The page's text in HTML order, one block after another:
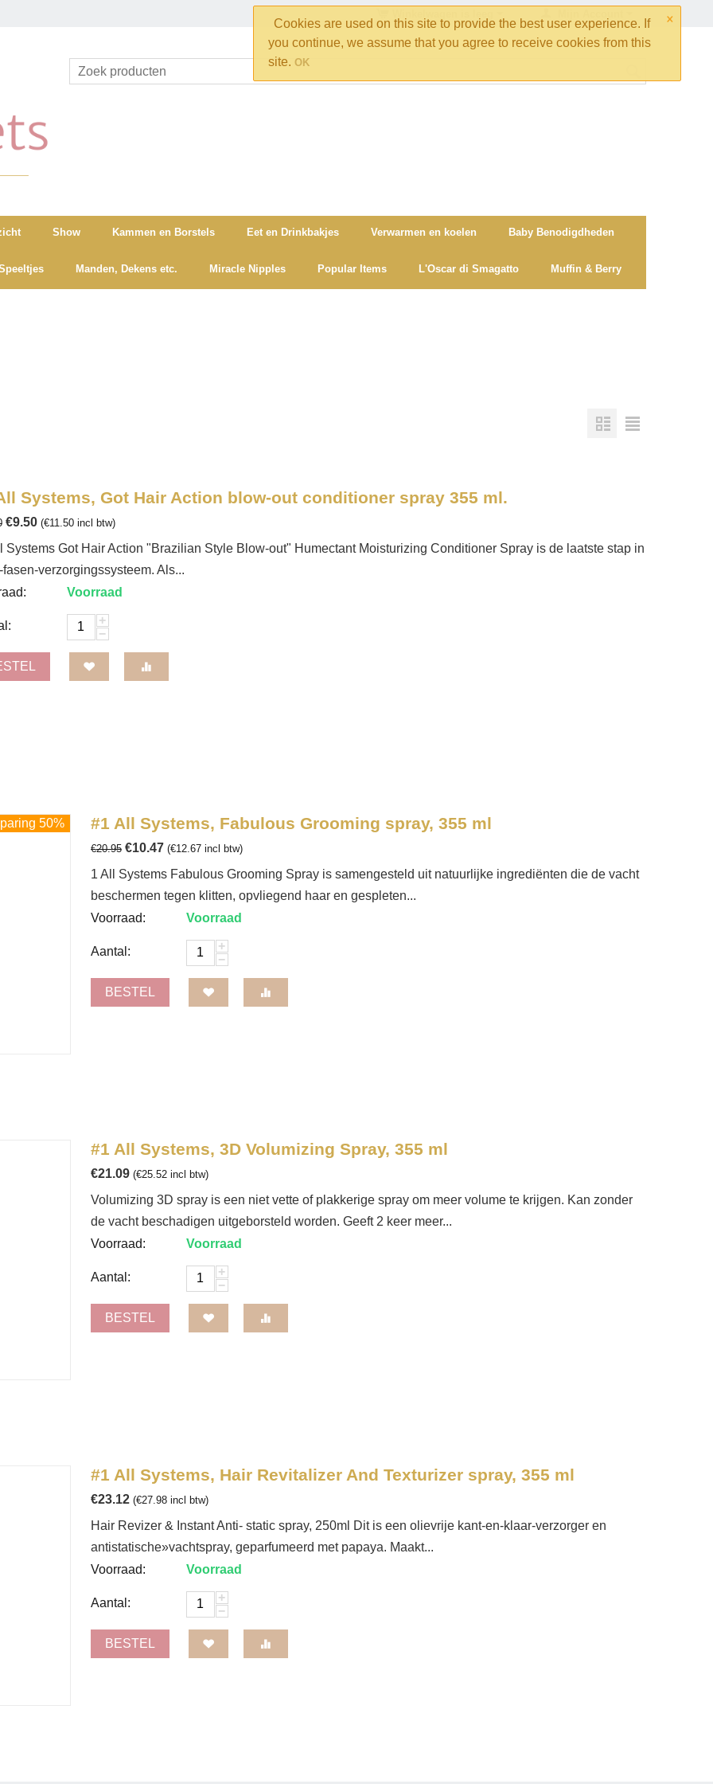
×
Cookies are used on this site to provide the best user experience. If
you continue, we assume that you agree to receive cookies from this
site.OK
Show Kammen en Borstels Eet en Drinkbakjes Verwarmen en koelen Baby Benodigdheden
Manden, Dekens etc. Miracle Nipples Popular Items L'Oscar di Smagatto Muffin & Berry
Systems, Got Hair Action blow-out conditioner spray 355 ml.
€9.50 (€11.50incl btw)
Systems Got Hair Action "Brazilian Style Blow-out" Humectant Moisturizing Conditioner Spray is de laatste stap in
fasen-verzorgingssysteem. Als...
Voorraad
+
−
50% #1 All Systems, Fabulous Grooming spray, 355 ml
€20.95 €10.47 (€12.67incl btw)
1 All Systems Fabulous Grooming Spray is samengesteld uit natuurlijke ingrediënten die de vacht
beschermen tegen klitten, opvliegend haar en gespleten...
Voorraad:
Voorraad
Aantal:
+
−
BESTEL
#1 All Systems, 3D Volumizing Spray, 355 ml
€21.09 (€25.52incl btw)
Volumizing 3D spray is een niet vette of plakkerige spray om meer volume te krijgen. Kan zonder
de vacht beschadigen uitgeborsteld worden. Geeft 2 keer meer...
Voorraad:
Voorraad
Aantal:
+
−
BESTEL
#1 All Systems, Hair Revitalizer And Texturizer spray, 355 ml
€23.12 (€27.98incl btw)
Hair Revizer & Instant Anti- static spray, 250ml Dit is een olievrije kant-en-klaar-verzorger en
antistatische»vachtspray, geparfumeerd met papaya. Maakt...
Voorraad:
Voorraad
Aantal:
+
−
BESTEL